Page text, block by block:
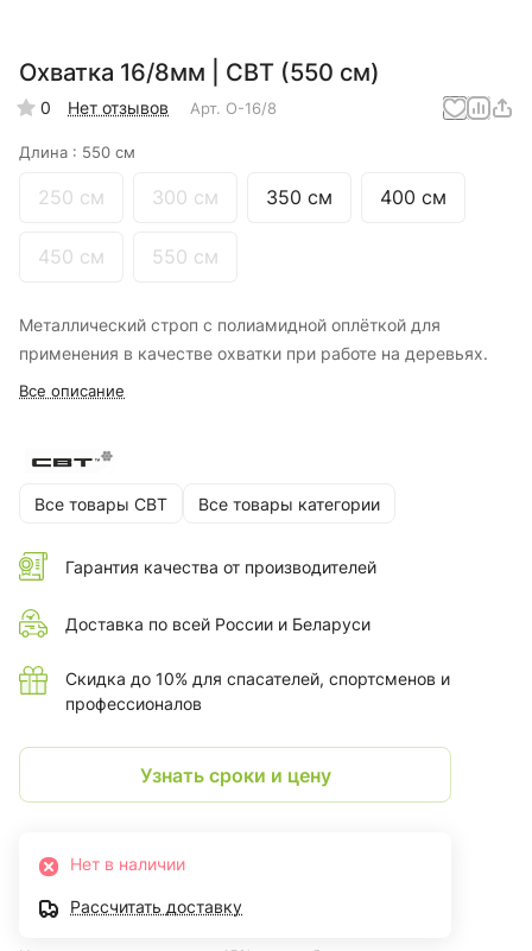
Охватка 16/8мм | СВТ (550 см)
0 Нет отзывов Арт. О-16/8
Длина : 550 см
250 см 300 см 350 см 400 см
450 см 550 см
Металлический строп с полиамидной оплёткой для
применения в качестве охватки при работе на деревьях.
Все описание
Все товары СВТ Все товары категории
Гарантия качества от производителей
Доставка по всей России и Беларуси
Скидка до 10% для спасателей, спортсменов и
профессионалов
Узнать сроки и цену
Нет в наличии
Рассчитать доставку